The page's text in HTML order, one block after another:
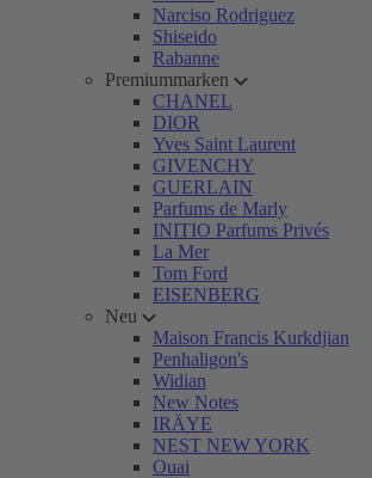
Narciso Rodriguez
Shiseido
Rabanne
Premiummarken
CHANEL
DIOR
Yves Saint Laurent
GIVENCHY
GUERLAIN
Parfums de Marly
INITIO Parfums Privés
La Mer
Tom Ford
EISENBERG
Neu
Maison Francis Kurkdjian
Penhaligon's
Widian
New Notes
IRÄYE
NEST NEW YORK
Ouai